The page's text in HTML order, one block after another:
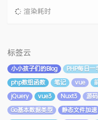
渲染耗时
标签云
小小孩子们的Blog PHP每日一
php数组函数
笔记 vue
jQuery
vue3 Nuxt3 源码
Go基本数据类型
静态文件加速